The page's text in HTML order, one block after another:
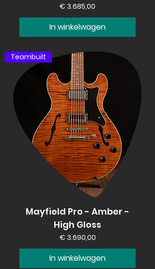
Prijs
€ 3.685,00
In winkelwagen
Teambuilt
Mayfield Pro - Amber -
High Gloss
Prijs
€ 3.690,00
In winkelwagen